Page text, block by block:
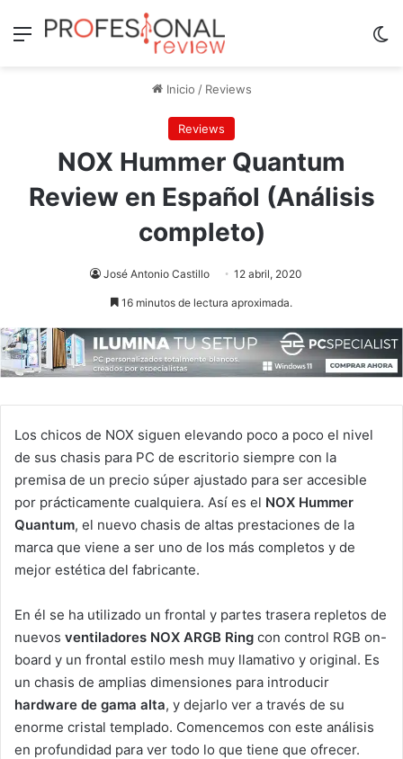
Menú
Inicio / Reviews
Reviews
NOX Hummer Quantum
Review en Español (Análisis
completo)
José Antonio Castillo 12 abril, 2020
16 minutos de lectura aproximada.
Los chicos de NOX siguen elevando poco a poco el nivel
de sus chasis para PC de escritorio siempre con la
premisa de un precio súper ajustado para ser accesible
por prácticamente cualquiera. Así es el NOX Hummer
Quantum, el nuevo chasis de altas prestaciones de la
marca que viene a ser uno de los más completos y de
mejor estética del fabricante.
En él se ha utilizado un frontal y partes trasera repletos de
nuevos ventiladores NOX ARGB Ring con control RGB on-
board y un frontal estilo mesh muy llamativo y original. Es
un chasis de amplias dimensiones para introducir
hardware de gama alta, y dejarlo ver a través de su
enorme cristal templado. Comencemos con este análisis
en profundidad para ver todo lo que tiene que ofrecer.